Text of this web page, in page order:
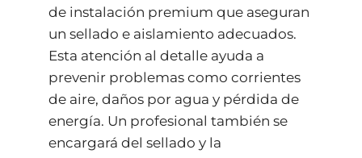
de instalación premium que aseguran
un sellado e aislamiento adecuados.
Esta atención al detalle ayuda a
prevenir problemas como corrientes
de aire, daños por agua y pérdida de
energía. Un profesional también se
encargará del sellado y la